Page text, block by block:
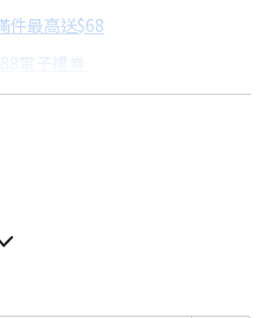
額 配合銀行/業者
件最高送$68
電子禮券
名卡滿額最高回饋25%